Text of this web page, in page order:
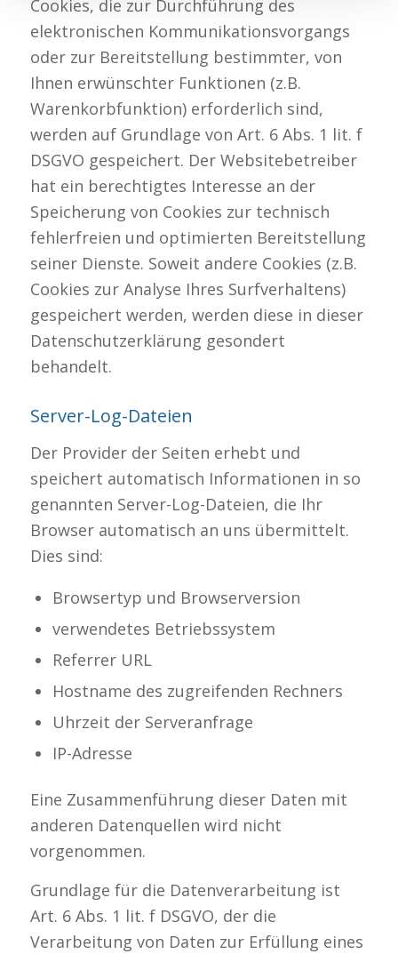
Cookies, die zur Durchführung des
elektronischen Kommunikationsvorgangs
oder zur Bereitstellung bestimmter, von
Ihnen erwünschter Funktionen (z.B.
Warenkorbfunktion) erforderlich sind,
werden auf Grundlage von Art. 6 Abs. 1 lit. f
DSGVO gespeichert. Der Websitebetreiber
hat ein berechtigtes Interesse an der
Speicherung von Cookies zur technisch
fehlerfreien und optimierten Bereitstellung
seiner Dienste. Soweit andere Cookies (z.B.
Cookies zur Analyse Ihres Surfverhaltens)
gespeichert werden, werden diese in dieser
Datenschutzerklärung gesondert
behandelt.
Server-Log-Dateien
Der Provider der Seiten erhebt und
speichert automatisch Informationen in so
genannten Server-Log-Dateien, die Ihr
Browser automatisch an uns übermittelt.
Dies sind:
Browsertyp und Browserversion
verwendetes Betriebssystem
Referrer URL
Hostname des zugreifenden Rechners
Uhrzeit der Serveranfrage
IP-Adresse
Eine Zusammenführung dieser Daten mit
anderen Datenquellen wird nicht
vorgenommen.
Grundlage für die Datenverarbeitung ist
Art. 6 Abs. 1 lit. f DSGVO, der die
Verarbeitung von Daten zur Erfüllung eines